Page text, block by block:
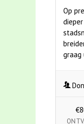
Op
graag